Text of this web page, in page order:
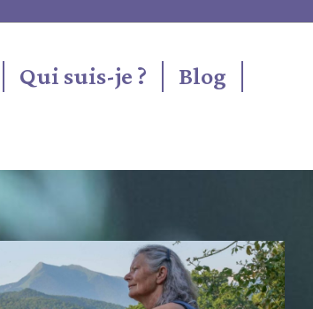
Qui suis-je ? Blog